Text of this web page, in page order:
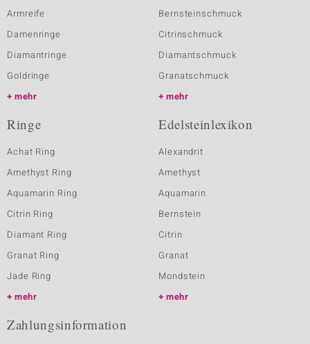
Armreife
Damenringe
Diamantringe
Goldringe
mehr
Bernsteinschmuck
Citrinschmuck
Diamantschmuck
Granatschmuck
mehr
Ringe
Achat Ring
Amethyst Ring
Aquamarin Ring
Citrin Ring
Diamant Ring
Granat Ring
Jade Ring
mehr
Edelsteinlexikon
Alexandrit
Amethyst
Aquamarin
Bernstein
Citrin
Granat
Mondstein
mehr
Zahlungsinformation